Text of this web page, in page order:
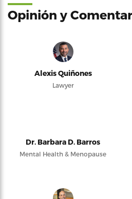
Opinión y
Alexis Quiñones
Lawyer
Dr. Barbara D. Barros
Mental Health & Menopause